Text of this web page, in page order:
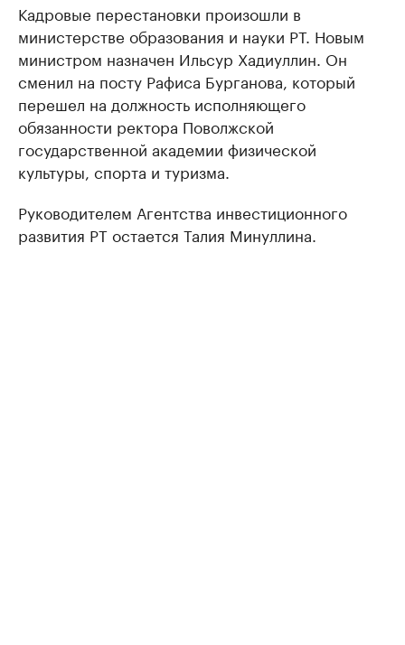
Кадровые перестановки произошли в
министерстве образования и науки РТ. Новым
министром назначен Ильсур Хадиуллин. Он
сменил на посту Рафиса Бурганова, который
перешел на должность исполняющего
обязанности ректора Поволжской
государственной академии физической
культуры, спорта и туризма.
Руководителем Агентства инвестиционного
развития РТ остается Талия Минуллина.